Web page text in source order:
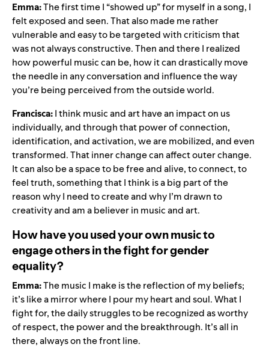
Emma:The first time I “showed up” for myself in a song, I
felt exposed and seen. That also made me rather
vulnerable and easy to be targeted with criticism that
was not always constructive. Then and there I realized
how powerful music can be, how it can drastically move
the needle in any conversation and influence the way
you’re being perceived from the outside world.
Francisca:I think music and art have an impact on us
individually, and through that power of connection,
identification, and activation, we are mobilized, and even
transformed. That inner change can affect outer change.
It can also be a space to be free and alive, to connect, to
feel truth, something that I think is a big part of the
reason why I need to create and why I’m drawn to
creativity and am a believer in music and art.
How have you used your own music to
engage others in the fight for gender
equality?
Emma:The music I make is the reflection of my beliefs;
it’s like a mirror where I pour my heart and soul. What I
fight for, the daily struggles to be recognized as worthy
of respect, the power and the breakthrough. It’s all in
there, always on the front line.